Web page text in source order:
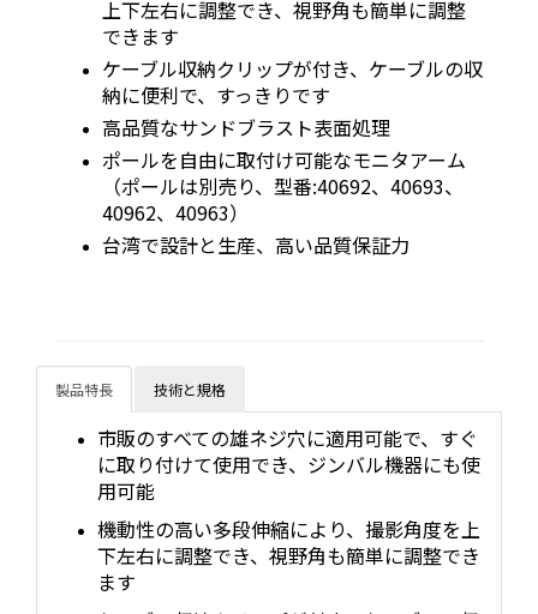
上下左右に調整でき、視野角も簡単に調整
できます
ケーブル収納クリップが付き、ケーブルの収
納に便利で、すっきりです
高品質なサンドブラスト表面処理
ポールを自由に取付け可能なモニタアーム
（ポールは別売り、型番:40692、40693、
40962、40963）
台湾で設計と生産、高い品質保証力
製品特長 技術と規格
市販のすべての雄ネジ穴に適用可能で、すぐ
に取り付けて使用でき、ジンバル機器にも使
用可能
機動性の高い多段伸縮により、撮影角度を上
下左右に調整でき、視野角も簡単に調整でき
ます